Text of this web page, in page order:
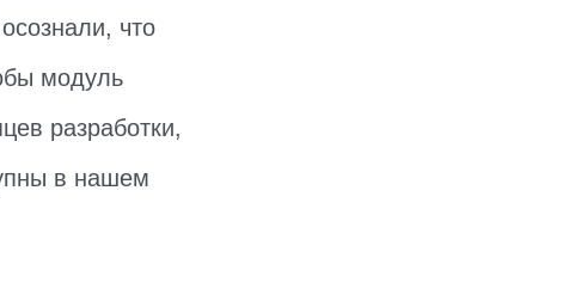
что
модуль
разработки,
в нашем